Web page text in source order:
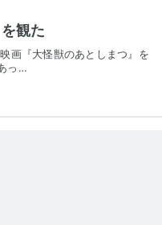
観た
画『大怪獣のあとしまつ』を
っ…